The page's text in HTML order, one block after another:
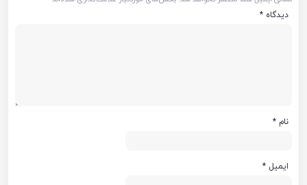
دیدگاه *
نام *
ایمیل *